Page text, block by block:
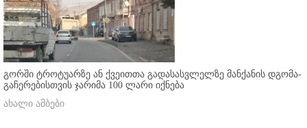
გორში ტროტუარზე ან ქვეითთა გადასასვლელზე მანქანის დგომა-
გაჩერებისთვის ჯარიმა 100 ლარი იქნება
ახალი ამბები